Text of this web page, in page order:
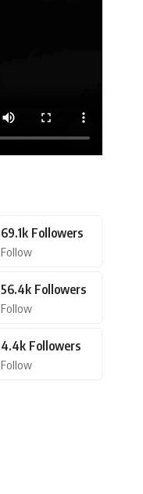
69.1k Followers
Follow
56.4k Followers
Follow
4.4k Followers
Follow